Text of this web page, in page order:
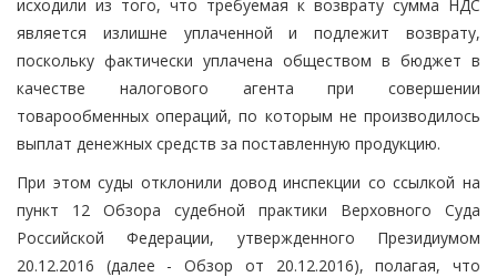
исходили из того, что требуемая к возврату сумма НДС
является излишне уплаченной и подлежит возврату,
поскольку фактически уплачена обществом в бюджет в
качестве налогового агента при совершении
товарообменных операций, по которым не производилось
выплат денежных средств за поставленную продукцию.
При этом суды отклонили довод инспекции со ссылкой на
пункт 12 Обзора судебной практики Верховного Суда
Российской Федерации, утвержденного Президиумом
20.12.2016 (далее - Обзор от 20.12.2016), полагая, что